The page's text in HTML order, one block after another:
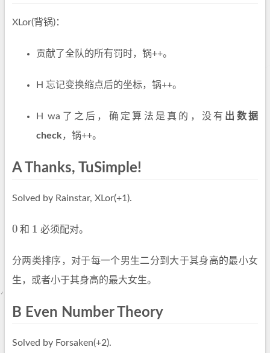
XLor(背锅)：
贡献了全队的所有罚时，锅++。
H 忘记变换缩点后的坐标，锅++。
H wa了之后，确定算法是真的，没有 出数据
check，锅++。
A Thanks, TuSimple!
Solved by Rainstar, XLor(+1).
0
0 和 1
1 必须配对。
分两类排序，对于每一个男生二分到大于其身高的最小女
生，或者小于其身高的最大女生。
B Even Number Theory
Solved by Forsaken(+2).